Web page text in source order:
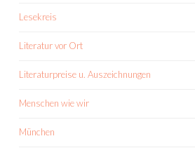
Lesekreis
Literatur vor Ort
Literaturpreise u. Auszeichnungen
Menschen wie wir
München